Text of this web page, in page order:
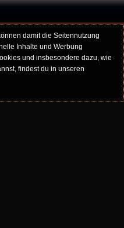
damit die Seitennutzung
Inhalte und Werbung
und insbesondere dazu, wie
findest du in unseren